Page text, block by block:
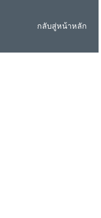
กลับสู่หน้าหลัก